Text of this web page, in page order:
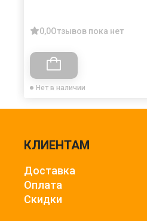
0,0Отзывов пока нет
Нет в наличии
КЛИЕНТАМ
Доставка
Оплата
Скидки